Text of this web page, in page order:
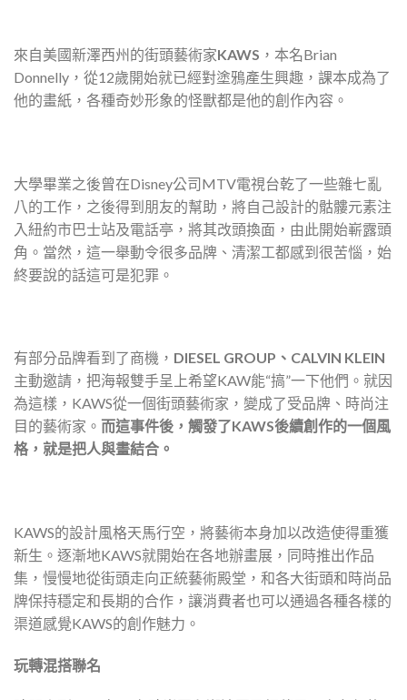
來自美國新澤西州的街頭藝術家KAWS ，本名Brian
Donnelly，從12歲開始就已經對塗鴉產生興趣，課本成為了
他的畫紙，各種奇妙形象的怪獸都是他的創作內容。
大學畢業之後曾在Disney公司MTV電視台乾了一些雜七亂
八的工作，之後得到朋友的幫助，將自己設計的骷髏元素注
入紐約市巴士站及電話亭，將其改頭換面，由此開始嶄露頭
角。當然，這一舉動令很多品牌、清潔工都感到很苦惱，始
終要說的話這可是犯罪。
有部分品牌看到了商機， DIESEL GROUP、CALVIN KLEIN
主動邀請，把海報雙手呈上希望KAW能“搞”一下他們。就因
為這樣，KAWS從一個街頭藝術家，變成了受品牌、時尚注
目的藝術家。 而這事件後，觸發了KAWS後續創作的一個風
格，就是把人與畫結合。
KAWS的設計風格天馬行空，將藝術本身加以改造使得重獲
新生。逐漸地KAWS就開始在各地辦畫展，同時推出作品
集，慢慢地從街頭走向正統藝術殿堂，和各大街頭和時尚品
牌保持穩定和長期的合作，讓消費者也可以通過各種各樣的
渠道感覺KAWS的創作魅力。
玩轉混搭聯名